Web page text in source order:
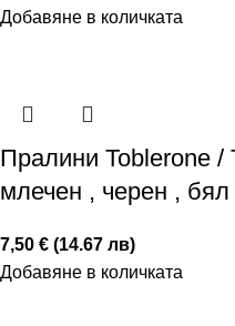
Добавяне в количката
Пралини Toblerone /
млечен , черен ,
7,50 € (14.67 лв)
Добавяне в количката